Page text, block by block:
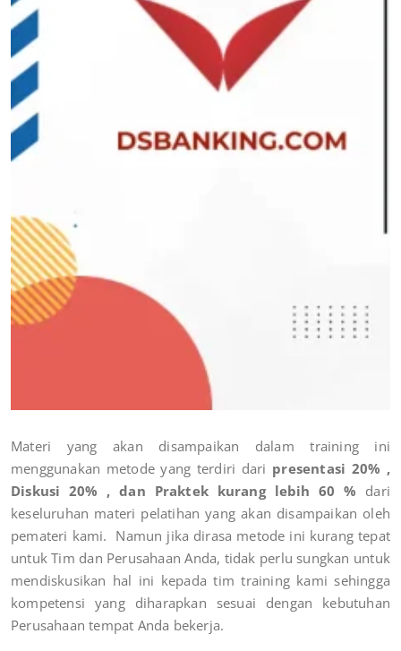
Materi yang akan disampaikan dalam training ini
menggunakan metode yang terdiri dari presentasi 20% ,
Diskusi 20% , dan Praktek kurang lebih 60 % dari
keseluruhan materi pelatihan yang akan disampaikan oleh
pemateri kami. Namun jika dirasa metode ini kurang tepat
untuk Tim dan Perusahaan Anda, tidak perlu sungkan untuk
mendiskusikan hal ini kepada tim training kami sehingga
kompetensi yang diharapkan sesuai dengan kebutuhan
Perusahaan tempat Anda bekerja.